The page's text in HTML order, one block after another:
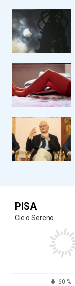
PISA
Cielo Sereno
60 %